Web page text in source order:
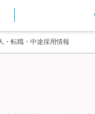
・転職・中途採用情報